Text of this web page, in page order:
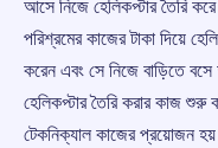
আসে নিজে হেলিকপ্টার তৈরি
পরিশ্রমের কাজের টাকা দিয়ে
করেন এবং সে নিজে বাড়িতে
হেলিকপ্টার তৈরি করার কাজ
টেকনিক্যাল কাজের প্রয়োজন হয়